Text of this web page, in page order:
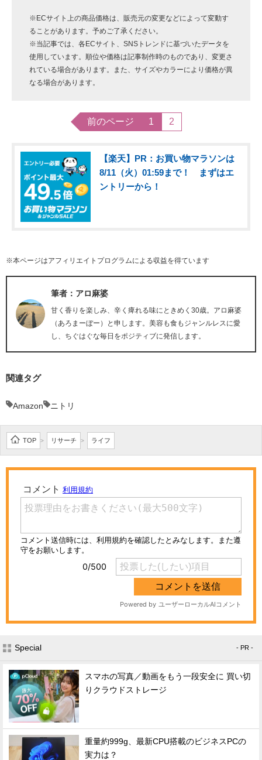
※ECサイト上の商品価格は、販売元の変更などによって変動す
ることがあります。予めご了承ください。
※当記事では、各ECサイト、SNSトレンドに基づいたデータを
使用しています。順位や価格は記事制作時のものであり、変更さ
れている場合があります。また、サイズやカラーにより価格が異
なる場合があります。
前のページ 1 2
【楽天】PR：お買い物マラソンは
8/11（火）01:59まで！ まずはエ
ントリーから！
※本ページはアフィリエイトプログラムによる収益を得ています
筆者：アロ麻婆
甘く香りを楽しみ、辛く痺れる味にときめく30歳。アロ麻婆
（あろまーぼー）と申します。美容も食もジャンルレスに愛
し、ちぐはぐな毎日をポジティブに発信します。
関連タグ
Amazon ニトリ
TOP > リサーチ > ライフ
Special - PR -
スマホの写真／動画をもう一段安全に 買い切
りクラウドストレージ
重量約999g、最新CPU搭載のビジネスPCの
実力は？